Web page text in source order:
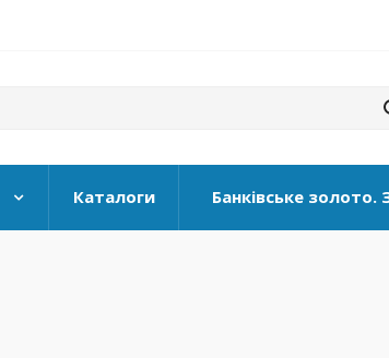
Каталоги Банківське